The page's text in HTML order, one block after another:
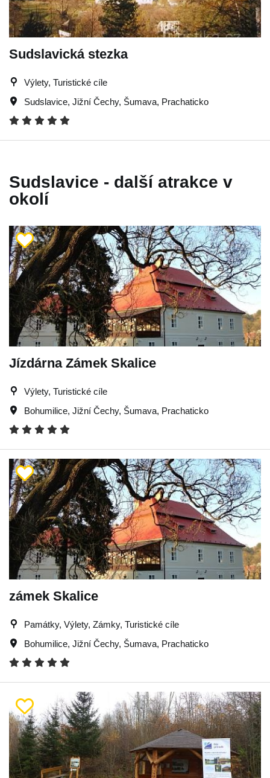
Sudslavická stezka
Výlety, Turistické cíle
Sudslavice, Jižní Čechy, Šumava, Prachaticko
Sudslavice - další atrakce v
okolí
Jízdárna Zámek Skalice
Výlety, Turistické cíle
Bohumilice, Jižní Čechy, Šumava, Prachaticko
zámek Skalice
Památky, Výlety, Zámky, Turistické cíle
Bohumilice, Jižní Čechy, Šumava, Prachaticko